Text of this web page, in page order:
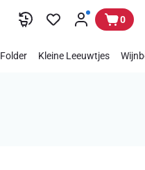
0
Folder Kleine Leeuwtjes